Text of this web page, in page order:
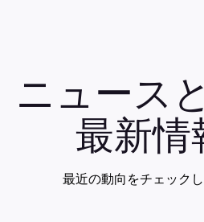
ニュース
最新情
最近の動向をチェックし